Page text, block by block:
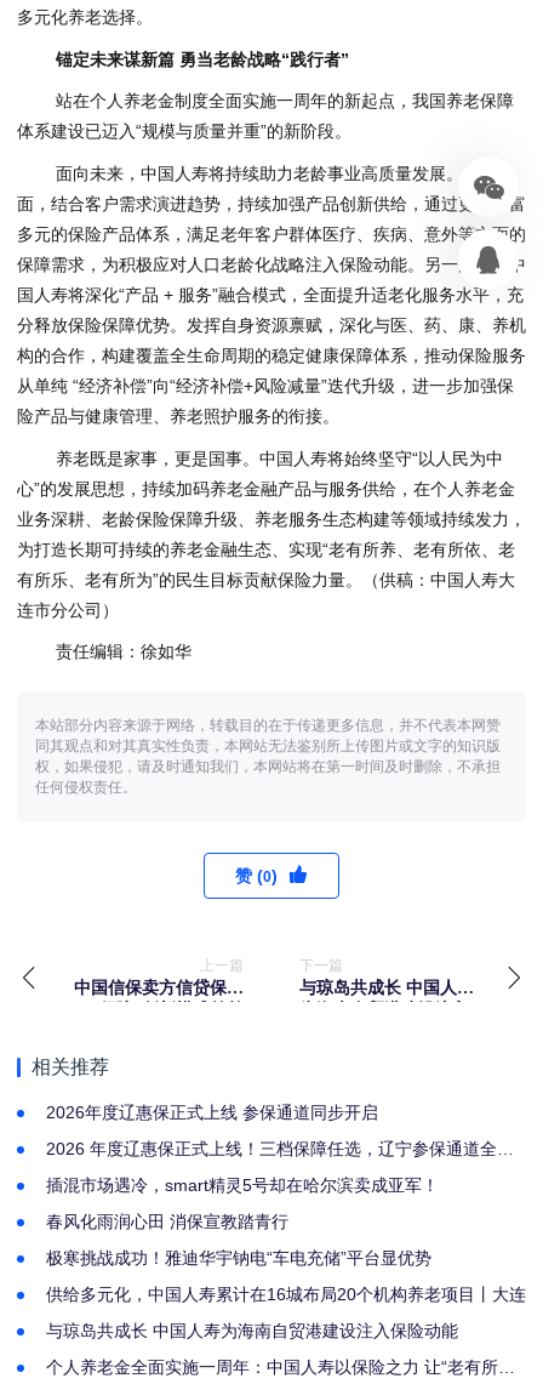
多元化养老选择。
锚定未来谋新篇 勇当老龄战略“践行者”
站在个人养老金制度全面实施一周年的新起点，我国养老保障
体系建设已迈入“规模与质量并重”的新阶段。
面向未来，中国人寿将持续助力老龄事业高质量发展。一方
面，结合客户需求演进趋势，持续加强产品创新供给，通过更加丰富
多元的保险产品体系，满足老年客户群体医疗、疾病、意外等方面的
保障需求，为积极应对人口老龄化战略注入保险动能。另一方面，中
国人寿将深化“产品 + 服务”融合模式，全面提升适老化服务水平，充
分释放保险保障优势。发挥自身资源禀赋，深化与医、药、康、养机
构的合作，构建覆盖全生命周期的稳定健康保障体系，推动保险服务
从单纯 “经济补偿”向“经济补偿+风险减量”迭代升级，进一步加强保
险产品与健康管理、养老照护服务的衔接。
养老既是家事，更是国事。中国人寿将始终坚守“以人民为中
心”的发展思想，持续加码养老金融产品与服务供给，在个人养老金
业务深耕、老龄保险保障升级、养老服务生态构建等领域持续发力，
为打造长期可持续的养老金融生态、实现“老有所养、老有所依、老
有所乐、老有所为”的民生目标贡献保险力量。（供稿：中国人寿大
连市分公司）
责任编辑：徐如华
本站部分内容来源于网络，转载目的在于传递更多信息，并不代表本网赞
同其观点和对其真实性负责，本网站无法鉴别所上传图片或文字的知识版
权，如果侵犯，请及时通知我们，本网站将在第一时间及时删除，不承担
任何侵权责任。
赞 (0)
上一篇
中国信保卖方信贷保险
下一篇
与琼岛共成长 中国人寿
相关推荐
2026年度辽惠保正式上线 参保通道同步开启
2026 年度辽惠保正式上线！三档保障任选，辽宁参保通道全面
插混市场遇冷，smart精灵5号却在哈尔滨卖成亚军！
春风化雨润心田 消保宣教踏青行
极寒挑战成功！雅迪华宇钠电“车电充储”平台显优势
供给多元化，中国人寿累计在16城布局20个机构养老项目丨大连
与琼岛共成长 中国人寿为海南自贸港建设注入保险动能
个人养老金全面实施一周年：中国人寿以保险之力 让“老有所